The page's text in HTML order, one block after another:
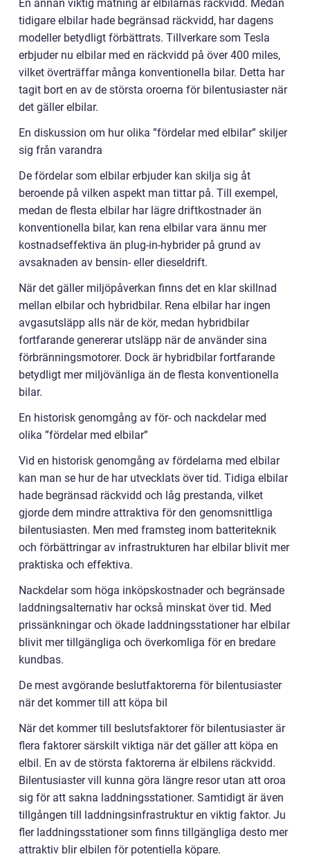
En annan viktig mätning är elbilarnas räckvidd. Medan
tidigare elbilar hade begränsad räckvidd, har dagens
modeller betydligt förbättrats. Tillverkare som Tesla
erbjuder nu elbilar med en räckvidd på över 400 miles,
vilket överträffar många konventionella bilar. Detta har
tagit bort en av de största oroerna för bilentusiaster när
det gäller elbilar.
En diskussion om hur olika ”fördelar med elbilar” skiljer
sig från varandra
De fördelar som elbilar erbjuder kan skilja sig åt
beroende på vilken aspekt man tittar på. Till exempel,
medan de flesta elbilar har lägre driftkostnader än
konventionella bilar, kan rena elbilar vara ännu mer
kostnadseffektiva än plug-in-hybrider på grund av
avsaknaden av bensin- eller dieseldrift.
När det gäller miljöpåverkan finns det en klar skillnad
mellan elbilar och hybridbilar. Rena elbilar har ingen
avgasutsläpp alls när de kör, medan hybridbilar
fortfarande genererar utsläpp när de använder sina
förbränningsmotorer. Dock är hybridbilar fortfarande
betydligt mer miljövänliga än de flesta konventionella
bilar.
En historisk genomgång av för- och nackdelar med
olika ”fördelar med elbilar”
Vid en historisk genomgång av fördelarna med elbilar
kan man se hur de har utvecklats över tid. Tidiga elbilar
hade begränsad räckvidd och låg prestanda, vilket
gjorde dem mindre attraktiva för den genomsnittliga
bilentusiasten. Men med framsteg inom batteriteknik
och förbättringar av infrastrukturen har elbilar blivit mer
praktiska och effektiva.
Nackdelar som höga inköpskostnader och begränsade
laddningsalternativ har också minskat över tid. Med
prissänkningar och ökade laddningsstationer har elbilar
blivit mer tillgängliga och överkomliga för en bredare
kundbas.
De mest avgörande beslutfaktorerna för bilentusiaster
när det kommer till att köpa bil
När det kommer till beslutsfaktorer för bilentusiaster är
flera faktorer särskilt viktiga när det gäller att köpa en
elbil. En av de största faktorerna är elbilens räckvidd.
Bilentusiaster vill kunna göra längre resor utan att oroa
sig för att sakna laddningsstationer. Samtidigt är även
tillgången till laddningsinfrastruktur en viktig faktor. Ju
fler laddningsstationer som finns tillgängliga desto mer
attraktiv blir elbilen för potentiella köpare.